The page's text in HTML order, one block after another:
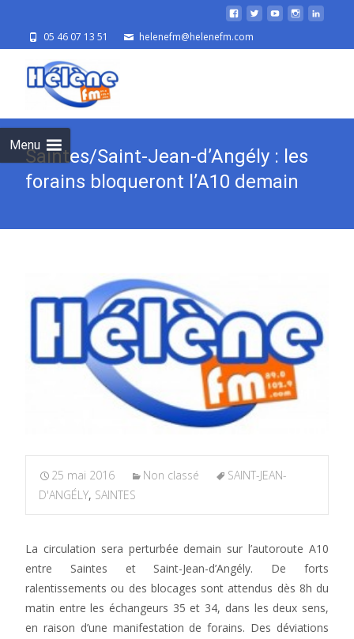
05 46 07 13 51 helenefm@helenefm.com
Menu
Saintes/Saint-Jean-d’Angély : les
forains bloqueront l’A10 demain
25 mai 2016 Non classé
SAINT-JEAN-
D'ANGÉLY, SAINTES
La circulation sera perturbée demain sur l’autoroute A10
entre Saintes et Saint-Jean-d’Angély. De forts
ralentissements ou des blocages sont attendus dès 8h du
matin entre les échangeurs 35 et 34, dans les deux sens,
en raison d’une manifestation de forains. Des déviations